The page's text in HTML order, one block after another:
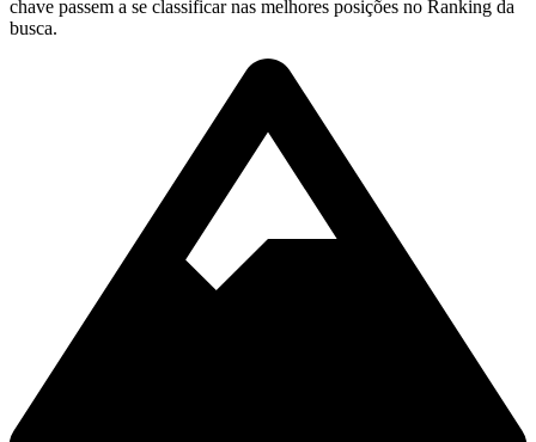
chave passem a se classificar nas melhores posições no Ranking da
busca.